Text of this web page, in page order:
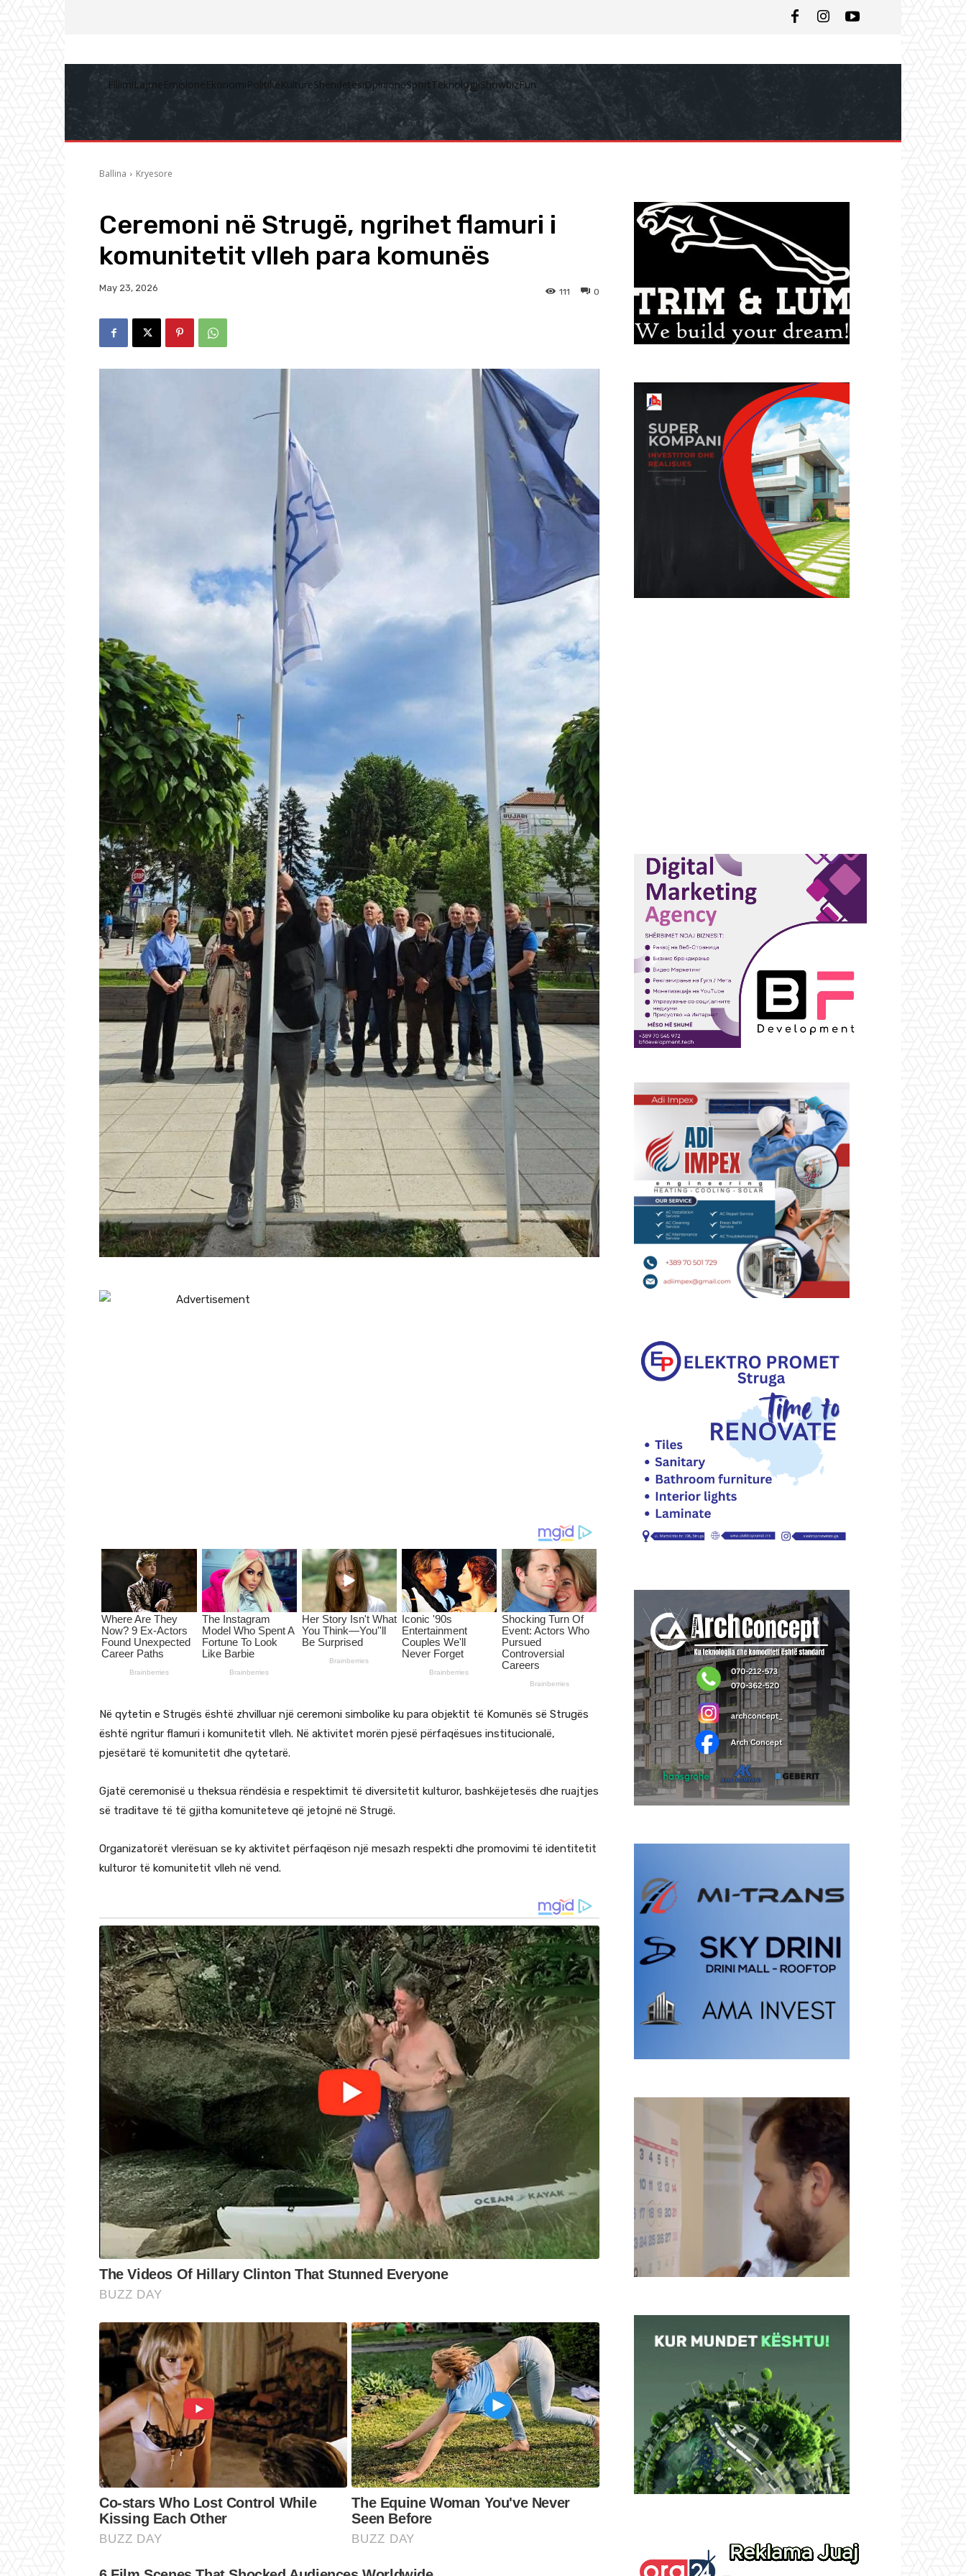
FillimiLajmeEmisioneEkonomiPolitikëKulturëShëndetësiOpinioneSportTeknologjiShowbizFun
Ballina Kryesore
Ceremoni në Strugë, ngrihet flamuri i
komunitetit vlleh para komunës
May 23, 2026 0
111
Në qytetin e Strugës është zhvilluar një ceremoni simbolike ku para objektit të Komunës së Strugës
është ngritur flamuri i komunitetit vlleh. Në aktivitet morën pjesë përfaqësues institucionalë,
pjesëtarë të komunitetit dhe qytetarë.
Gjatë ceremonisë u theksua rëndësia e respektimit të diversitetit kulturor, bashkëjetesës dhe ruajtjes
së traditave të të gjitha komuniteteve që jetojnë në Strugë.
Organizatorët vlerësuan se ky aktivitet përfaqëson një mesazh respekti dhe promovimi të identitetit
kulturor të komunitetit vlleh në vend.